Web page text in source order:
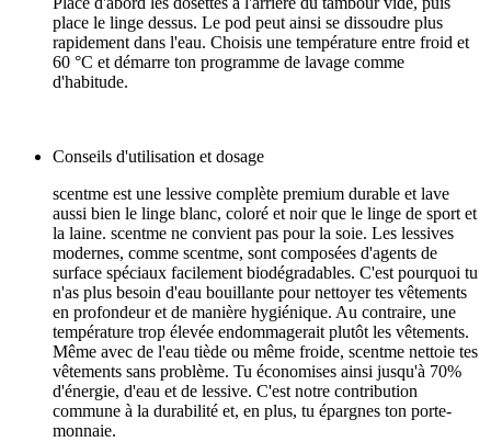
place le linge dessus. Le pod peut ainsi se dissoudre plus
rapidement dans l'eau. Choisis une température entre froid et
60 °C et démarre ton programme de lavage comme
d'habitude.
Conseils d'utilisation et dosage
scentme est une lessive complète premium durable et lave
aussi bien le linge blanc, coloré et noir que le linge de sport et
la laine. scentme ne convient pas pour la soie. Les lessives
modernes, comme scentme, sont composées d'agents de
surface spéciaux facilement biodégradables. C'est pourquoi tu
n'as plus besoin d'eau bouillante pour nettoyer tes vêtements
en profondeur et de manière hygiénique. Au contraire, une
température trop élevée endommagerait plutôt les vêtements.
Même avec de l'eau tiède ou même froide, scentme nettoie tes
vêtements sans problème. Tu économises ainsi jusqu'à 70%
d'énergie, d'eau et de lessive. C'est notre contribution
commune à la durabilité et, en plus, tu épargnes ton porte-
monnaie.